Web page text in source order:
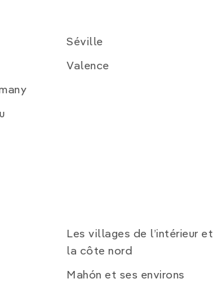
Séville
Valence
Les villages de l’intérieur et
la côte nord
Mahón et ses environs